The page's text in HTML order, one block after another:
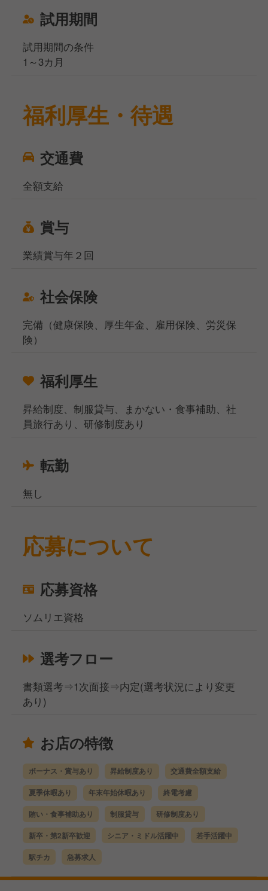
試用期間
試用期間の条件
1～3カ月
福利厚生・待遇
交通費
全額支給
賞与
業績賞与年２回
社会保険
完備（健康保険、厚生年金、雇用保険、労災保
険）
福利厚生
昇給制度、制服貸与、まかない・食事補助、社
員旅行あり、研修制度あり
転勤
無し
応募について
応募資格
ソムリエ資格
選考フロー
書類選考⇒1次面接⇒内定(選考状況により変更
あり)
お店の特徴
ボーナス・賞与あり 昇給制度あり 交通費全額支給
夏季休暇あり 年末年始休暇あり 終電考慮
賄い・食事補助あり 制服貸与 研修制度あり
新卒・第2新卒歓迎 シニア・ミドル活躍中 若手活躍中
駅チカ 急募求人